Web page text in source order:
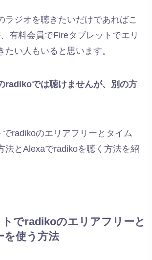
ラジオを聴きたいだけであればこ
有料会員でFireタブレットでエリ
たい人もいると思います。
radikoでは聴けませんが、別の方
でradikoのエリアフリーとタイム
法とAlexaでradikoを聴く方法を紹
でradikoのエリアフリーと
を使う方法